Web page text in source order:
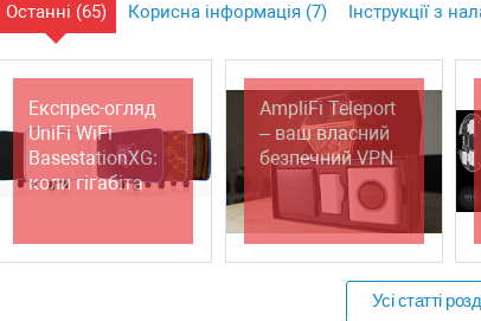
Останні (65) Корисна інформація (7) Інструкції з
Експрес-огляд
UniFi WiFi
BasestationXG:
коли гігабіта
Wi-Fi
AmpliFi Teleport
– ваш власний
безпечний VPN
Усі статті